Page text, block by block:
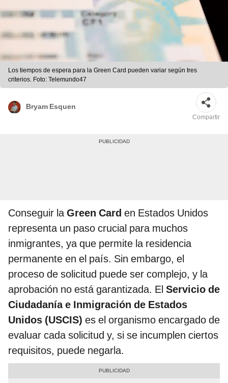
Los tiempos de espera para la Green Card pueden variar según tres
criterios. Foto: Telemundo47
Bryam Esquen
Compartir
Conseguir laGreen Card en Estados Unidos
representa un paso crucial para muchos
inmigrantes, ya que permite la residencia
permanente en el país. Sin embargo, el
proceso de solicitud puede ser complejo, y la
aprobación no está garantizada. El Servicio de
Ciudadanía e Inmigración de Estados
Unidos (USCIS) es el organismo encargado de
evaluar cada solicitud y, si se incumplen ciertos
requisitos, puede negarla.